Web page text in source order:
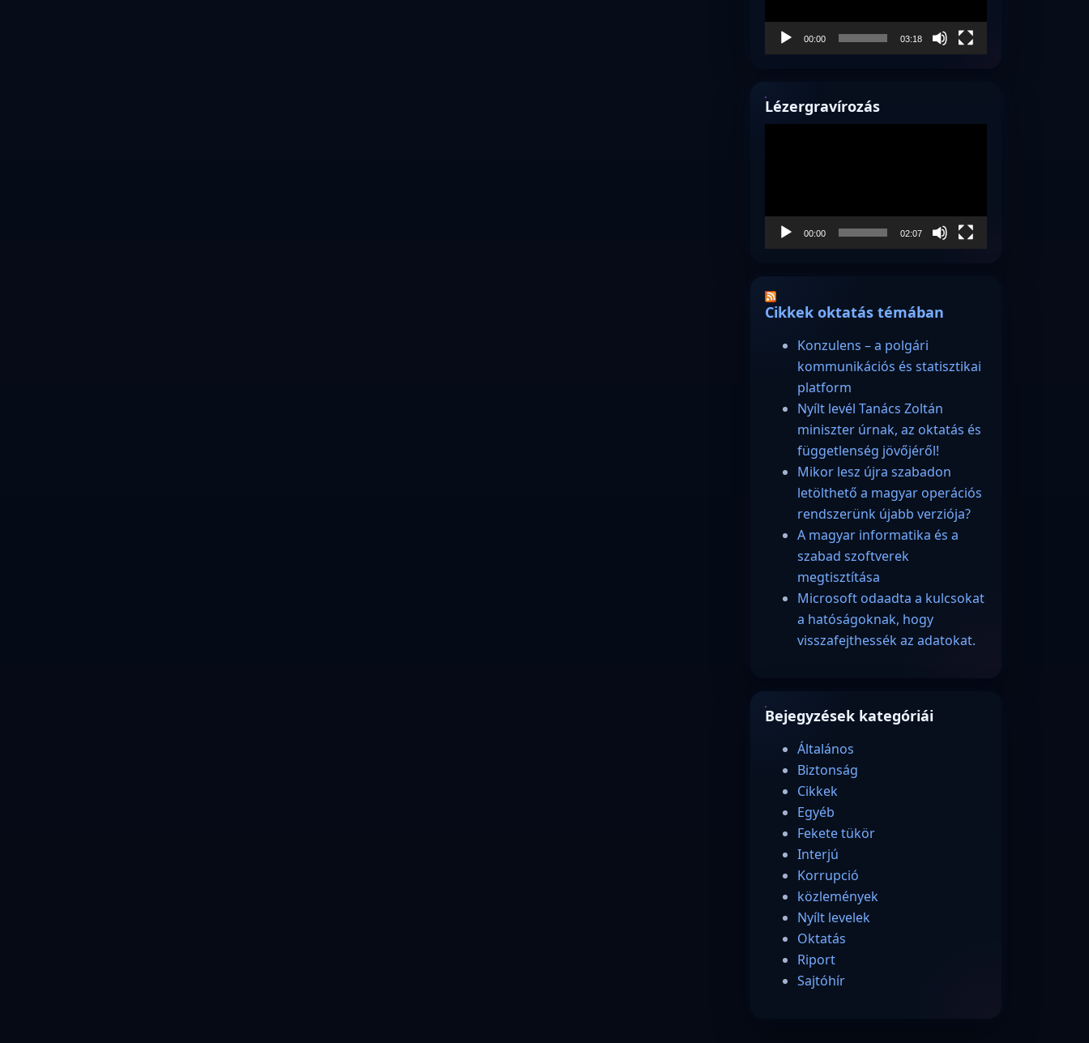
00:00 03:18
Lézergravírozás
00:00 02:07
Cikkek oktatás témában
Konzulens – a polgári
kommunikációs és statisztikai
platform
Nyílt levél Tanács Zoltán
miniszter úrnak, az oktatás és
függetlenség jövőjéről!
Mikor lesz újra szabadon
letölthető a magyar operációs
rendszerünk újabb verziója?
A magyar informatika és a
szabad szoftverek
megtisztítása
Microsoft odaadta a kulcsokat
a hatóságoknak, hogy
visszafejthessék az adatokat.
Bejegyzések kategóriái
Általános
Biztonság
Cikkek
Egyéb
Fekete tükör
Interjú
Korrupció
közlemények
Nyílt levelek
Oktatás
Riport
Sajtóhír